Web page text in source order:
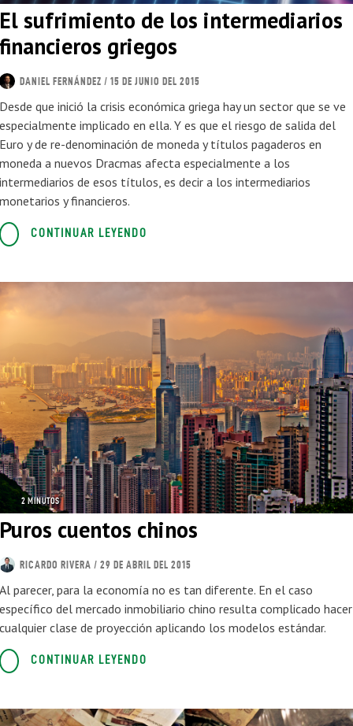
El sufrimiento de los intermediarios
financieros griegos
DANIEL FERNÁNDEZ / 15 DE JUNIO DEL 2015
Desde que inició la crisis económica griega hay un sector que se ve
especialmente implicado en ella. Y es que el riesgo de salida del
Euro y de re-denominación de moneda y títulos pagaderos en
moneda a nuevos Dracmas afecta especialmente a los
intermediarios de esos títulos, es decir a los intermediarios
monetarios y financieros.
CONTINUAR LEYENDO
2 MINUTOS
Puros cuentos chinos
RICARDO RIVERA / 29 DE ABRIL DEL 2015
Al parecer, para la economía no es tan diferente. En el caso
específico del mercado inmobiliario chino resulta complicado hacer
cualquier clase de proyección aplicando los modelos estándar.
CONTINUAR LEYENDO